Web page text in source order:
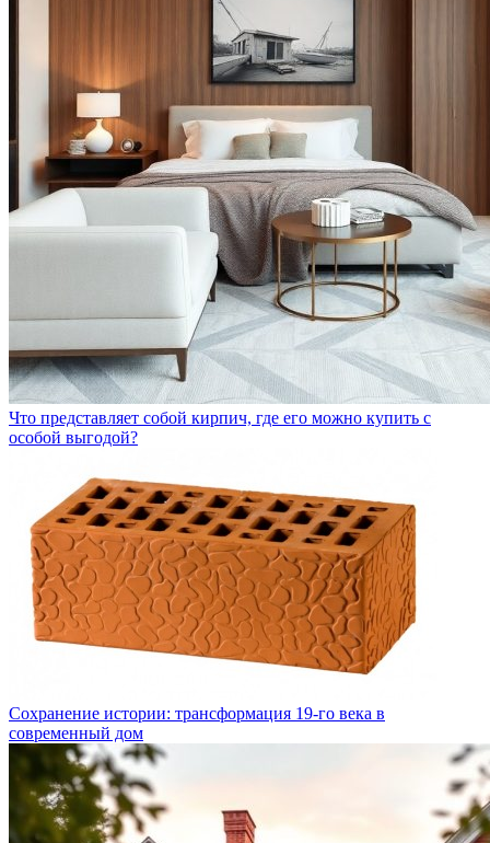
Что представляет собой кирпич, где его можно купить с
особой выгодой?
Сохранение истории: трансформация 19-го века в
современный дом